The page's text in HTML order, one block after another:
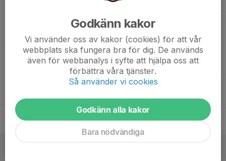
20
Godkänn kakor
Vi använder oss av kakor (cookies) för att vår
webbplats ska fungera bra för dig. De används
även för webbanalys i syfte att hjälpa oss att
förbättra våra tjänster.
Så använder vi cookies
Godkänn alla kakor
Bara nödvändiga